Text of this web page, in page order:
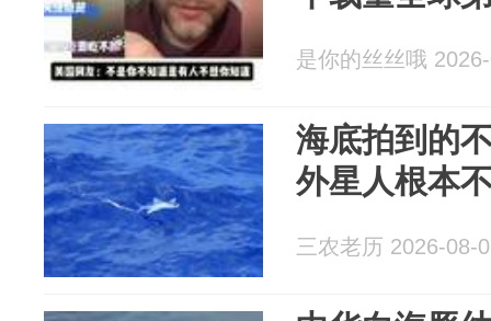
是你的丝丝哦
海底拍到的
外星人根本
三农老历 2026-08-